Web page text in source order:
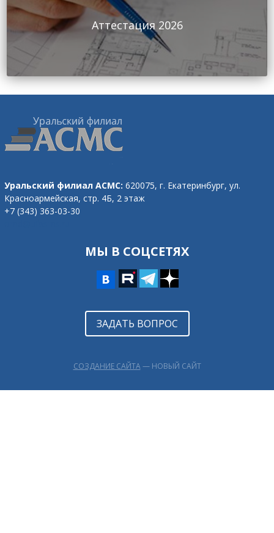
Аттестация 2026
Уральский филиал АСМС: 620075, г. Екатеринбург, ул.
Красноармейская, стр. 4Б, 2 этаж
+7 (343) 363-03-30
МЫ В СОЦСЕТЯХ
ЗАДАТЬ ВОПРОС
СОЗДАНИЕ САЙТА— НОВЫЙ САЙТ